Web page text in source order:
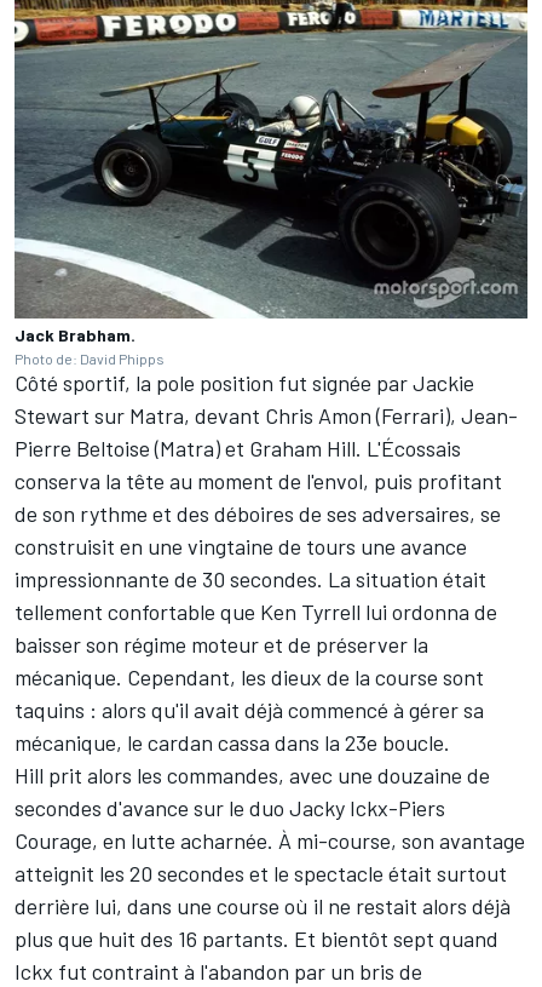
Jack Brabham.
Photo de: David Phipps
Côté sportif, la pole position fut signée par Jackie
Stewart sur Matra, devant Chris Amon (Ferrari), Jean-
Pierre Beltoise (Matra) et Graham Hill. L'Écossais
conserva la tête au moment de l'envol, puis profitant
de son rythme et des déboires de ses adversaires, se
construisit en une vingtaine de tours une avance
impressionnante de 30 secondes. La situation était
tellement confortable que Ken Tyrrell lui ordonna de
baisser son régime moteur et de préserver la
mécanique. Cependant, les dieux de la course sont
taquins : alors qu'il avait déjà commencé à gérer sa
mécanique, le cardan cassa dans la 23e boucle.
Hill prit alors les commandes, avec une douzaine de
secondes d'avance sur le duo Jacky Ickx-Piers
Courage, en lutte acharnée. À mi-course, son avantage
atteignit les 20 secondes et le spectacle était surtout
derrière lui, dans une course où il ne restait alors déjà
plus que huit des 16 partants. Et bientôt sept quand
Ickx fut contraint à l'abandon par un bris de